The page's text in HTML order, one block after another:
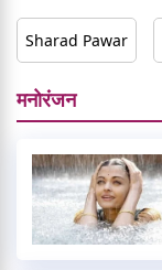
Sharad Pawar
मनोरंजन